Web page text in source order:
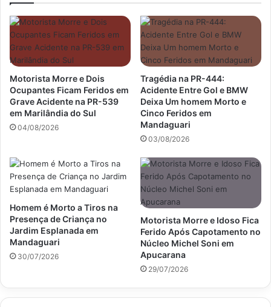
Motorista Morre e Dois
Ocupantes Ficam Feridos em
Grave Acidente na PR-539
em Marilândia do Sul
04/08/2026
Tragédia na PR-444:
Acidente Entre Gol e BMW
Deixa Um homem Morto e
Cinco Feridos em
Mandaguari
03/08/2026
Homem é Morto a Tiros na
Presença de Criança no
Jardim Esplanada em
Mandaguari
30/07/2026
Motorista Morre e Idoso Fica
Ferido Após Capotamento no
Núcleo Michel Soni em
Apucarana
29/07/2026